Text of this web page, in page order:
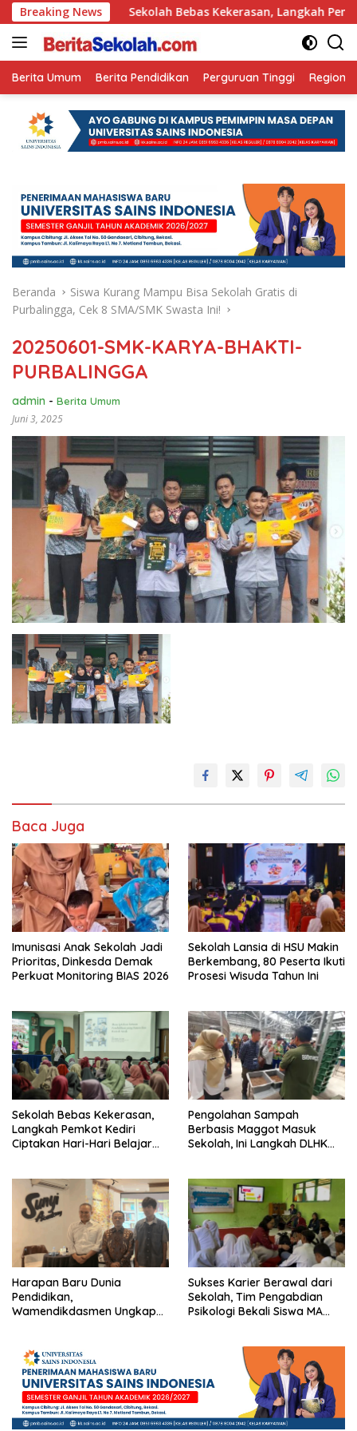
Langsung
ke
konten
Breaking News
Ini Sekolah Bebas Kekerasan, Langkah Pemkot
Berita Umum Berita Pendidikan Perguruan Tinggi Regional
Beranda
Siswa Kurang Mampu Bisa Sekolah Gratis di
Purbalingga, Cek 8 SMA/SMK Swasta Ini!
20250601-SMK-KARYA-BHAKTI-
PURBALINGGA
admin - Berita Umum
Juni 3, 2025
Baca Juga
Imunisasi Anak Sekolah Jadi
Prioritas, Dinkesda Demak
Perkuat Monitoring BIAS 2026
Sekolah Lansia di HSU Makin
Berkembang, 80 Peserta Ikuti
Prosesi Wisuda Tahun Ini
Sekolah Bebas Kekerasan,
Langkah Pemkot Kediri
Ciptakan Hari-Hari Belajar
Pengolahan Sampah
Berbasis Maggot Masuk
Sekolah, Ini Langkah DLHK
Harapan Baru Dunia
Pendidikan,
Wamendikdasmen Ungkap
Sukses Karier Berawal dari
Sekolah, Tim Pengabdian
Psikologi Bekali Siswa MA